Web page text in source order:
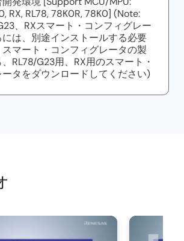
RX, RL78, 78K0R, 78K0] (Note:
、RXスマート・コンフィグレー
は、別途インストールする必要
マート・コンフィグレータの製
RL78/G23用、RX用のスマート・
ータをダウンロードしてください)